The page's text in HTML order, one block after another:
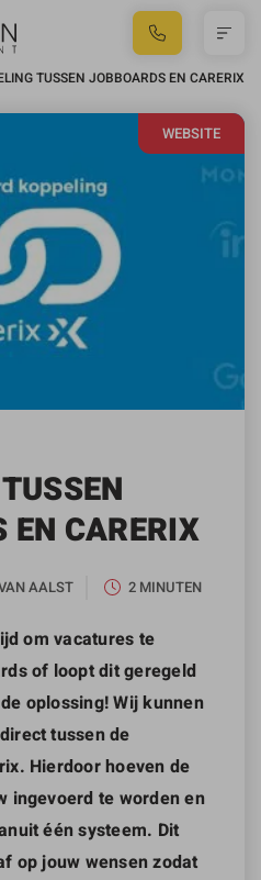
TUSSEN JOBBOARDS EN CARERIX
WEBSITE
EN CARERIX
AALST 2 MINUTEN
om vacatures te
of loopt dit geregeld
oplossing! Wij kunnen
tussen de
Hierdoor hoeven de
ingevoerd te worden en
één systeem. Dit
op jouw wensen zodat